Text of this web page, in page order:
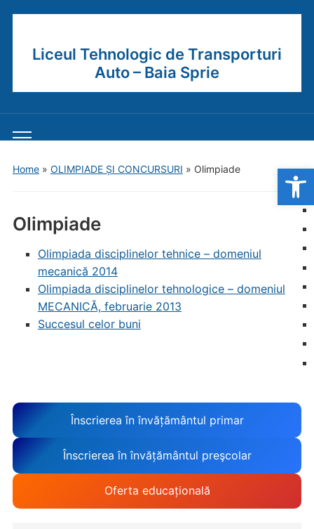
Liceul Tehnologic de Transporturi
Auto – Baia Sprie
Toggle
Home» OLIMPIADE ȘI CONCURSURI » Olimpiade
Înscrierea în învățământul primar
Înscrierea în învățământul preşcolar
Oferta educațională
Olimpiade
Olimpiada disciplinelor tehnice – domeniul
mecanică 2014
Olimpiada disciplinelor tehnologice – domeniul
MECANICĂ, februarie 2013
Succesul celor buni